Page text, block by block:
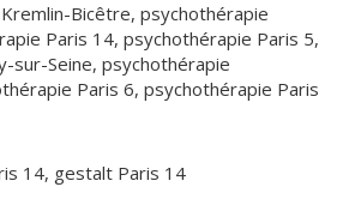
Bicêtre, psychothérapie
Paris 14, psychothérapie Paris 5,
sur-Seine, psychothérapie
Paris 6, psychothérapie Paris
14, gestalt Paris 14